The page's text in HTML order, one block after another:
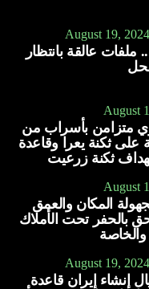
August 19, 2024
عالقة بانتظار
August
متزامن بأسراب من
على ثكنة يعرا وقاعدة
ثكنة زرعيت
August
مجهولة المكان والعمق
بالحفر تحت الأملاك
والخاصة
August 19, 2024
إنشاء إيران قاعدة